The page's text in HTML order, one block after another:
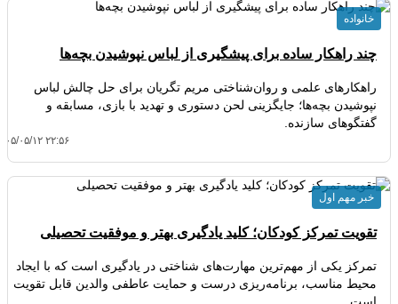
چند راهکار ساده برای پیشگیری از لباس نپوشیدن بچه‌ها
راهکارهای علمی و روان‌شناختی مریم تگریان برای حل چالش لباس
نپوشیدن بچه‌ها؛ جایگزینی لحن دستوری و تهدید با بازی، مسابقه و
گفتگوهای سازنده.
۱۴۰۵/۰۵/۱۲
خانواده
تقویت تمرکز کودکان؛ کلید یادگیری بهتر و موفقیت تحصیلی
تمرکز یکی از مهم‌ترین مهارت‌های شناختی در یادگیری است که با ایجاد
محیط مناسب، برنامه‌ریزی درست و حمایت عاطفی والدین قابل تقویت
خبر مهم اول